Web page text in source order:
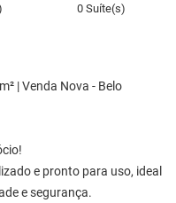
0 Suíte(s)
| Venda Nova - Belo
e pronto para uso, ideal
e segurança.